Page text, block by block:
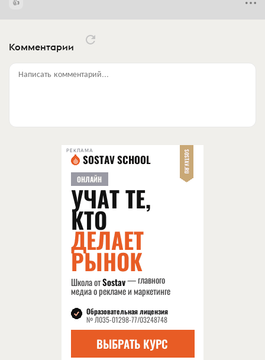
Комментарии
Написать комментарий...
РЕКЛАМА